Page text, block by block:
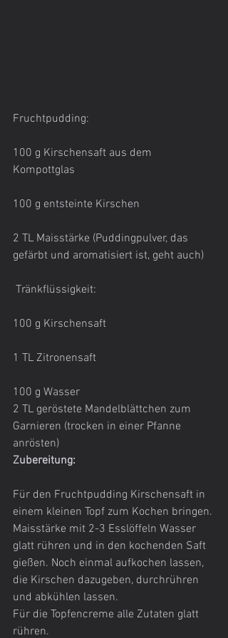
Fruchtpudding:
100 g Kirschensaft aus dem
Kompottglas
100 g entsteinte Kirschen
2 TL Maisstärke (Puddingpulver, das
gefärbt und aromatisiert ist, geht auch)
Tränkflüssigkeit:
100 g Kirschensaft
1 TL Zitronensaft
100 g Wasser
2 TL geröstete Mandelblättchen zum
Garnieren (trocken in einer Pfanne
anrösten)
Zubereitung:
Für den Fruchtpudding Kirschensaft in
einem kleinen Topf zum Kochen bringen.
Maisstärke mit 2-3 Esslöffeln Wasser
glatt rühren und in den kochenden Saft
gießen. Noch einmal aufkochen lassen,
die Kirschen dazugeben, durchrühren
und abkühlen lassen.
Für die Topfencreme alle Zutaten glatt
rühren.